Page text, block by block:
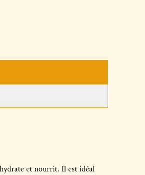
hydrate et nourrit. Il est idéal